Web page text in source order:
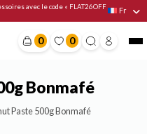
avec le code « FLAT26OFF
Fr
0 0
Bonmafé
Paste 500g Bonmafé